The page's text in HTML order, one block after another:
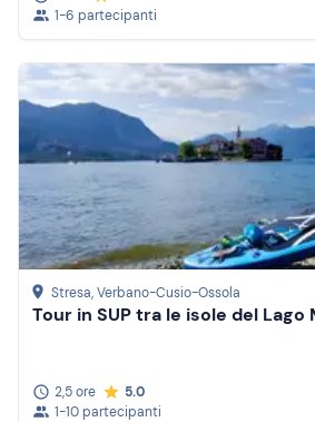
1-6 partecipanti
Stresa, Verbano-Cusio-Ossola
Tour in SUP tra le isole del Lago
2,5 ore
5.0
1-10 partecipanti